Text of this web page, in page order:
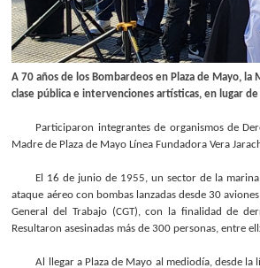
A 70 años de los Bombardeos en Plaza de Mayo,
clase pública e intervenciones artísticas, en lugar
Participaron integrantes de organismos de
Madre de Plaza de Mayo Línea Fundadora Vera
El 16 de junio de 1955, un sector de la
ataque aéreo con bombas lanzadas desde 30
General del Trabajo (CGT), con la finalidad de
Resultaron asesinadas más de 300 personas, entre
Al llegar a Plaza de Mayo al mediodía, desde